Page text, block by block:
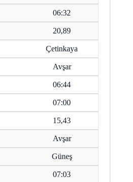
06:32
20,89
Çetinkaya
Avşar
06:44
07:00
15,43
Avşar
Güneş
07:03